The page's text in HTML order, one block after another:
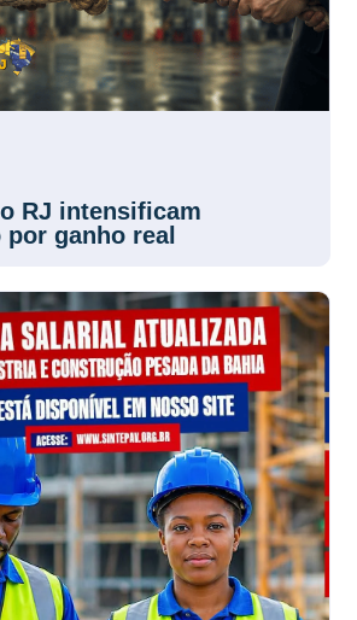
RJ intensificam
ganho real